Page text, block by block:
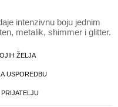
intenzivnu boju jednim
metalik, shimmer i glitter.